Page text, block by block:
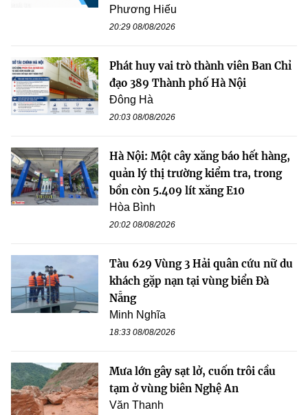
Phương Hiếu
20:29 08/08/2026
Phát huy vai trò thành viên Ban Chỉ
đạo 389 Thành phố Hà Nội
Đông Hà
20:03 08/08/2026
Hà Nội: Một cây xăng báo hết hàng,
quản lý thị trường kiểm tra, trong
bồn còn 5.409 lít xăng E10
Hòa Bình
20:02 08/08/2026
Tàu 629 Vùng 3 Hải quân cứu nữ du
khách gặp nạn tại vùng biển Đà
Nẵng
Minh Nghĩa
18:33 08/08/2026
Mưa lớn gây sạt lở, cuốn trôi cầu
tạm ở vùng biên Nghệ An
Văn Thanh